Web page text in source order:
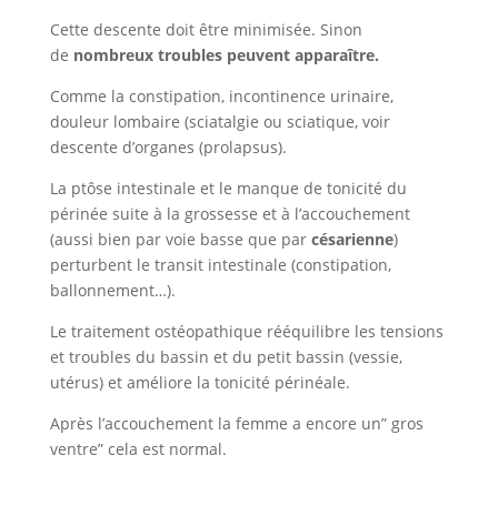
Cette descente doit être minimisée. Sinon
de nombreux troubles peuvent apparaître.
Comme la constipation, incontinence urinaire,
douleur lombaire (sciatalgie ou sciatique, voir
descente d’organes (prolapsus).
La ptôse intestinale et le manque de tonicité du
périnée suite à la grossesse et à l’accouchement
(aussi bien par voie basse que par césarienne)
perturbent le transit intestinale (constipation,
ballonnement…).
Le traitement ostéopathique rééquilibre les tensions
et troubles du bassin et du petit bassin (vessie,
utérus) et améliore la tonicité périnéale.
Après l’accouchement la femme a encore un” gros
ventre” cela est normal.